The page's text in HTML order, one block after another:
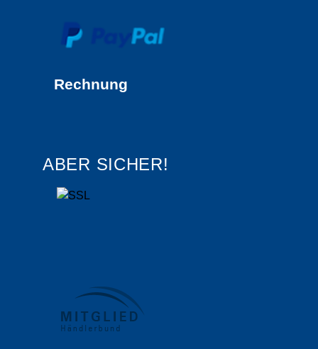
Rechnung
ABER SICHER!